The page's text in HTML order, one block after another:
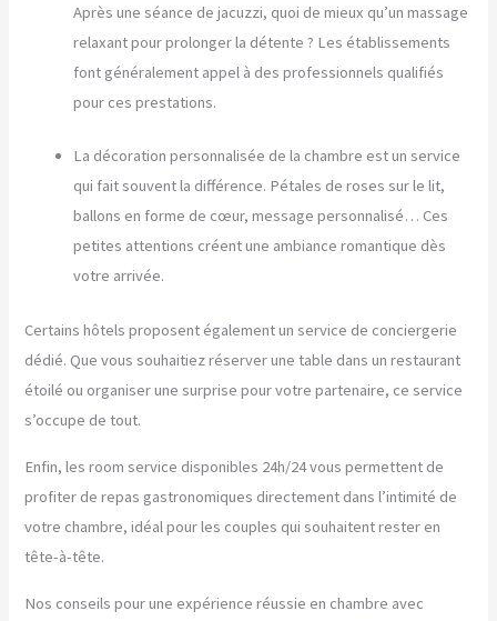
Après une séance de jacuzzi, quoi de mieux qu’un massage
relaxant pour prolonger la détente ? Les établissements
font généralement appel à des professionnels qualifiés
pour ces prestations.
La décoration personnalisée de la chambre est un service
qui fait souvent la différence. Pétales de roses sur le lit,
ballons en forme de cœur, message personnalisé… Ces
petites attentions créent une ambiance romantique dès
votre arrivée.
Certains hôtels proposent également un service de conciergerie
dédié. Que vous souhaitiez réserver une table dans un restaurant
étoilé ou organiser une surprise pour votre partenaire, ce service
s’occupe de tout.
Enfin, les room service disponibles 24h/24 vous permettent de
profiter de repas gastronomiques directement dans l’intimité de
votre chambre, idéal pour les couples qui souhaitent rester en
tête-à-tête.
Nos conseils pour une expérience réussie en chambre avec